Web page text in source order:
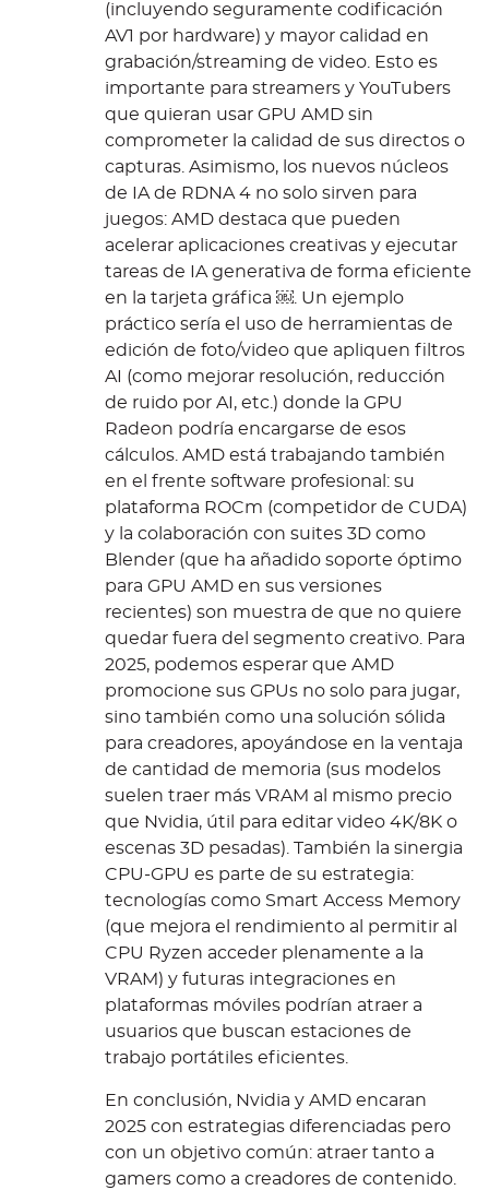
(incluyendo seguramente codificación
AV1 por hardware) y mayor calidad en
grabación/streaming de video. Esto es
importante para streamers y YouTubers
que quieran usar GPU AMD sin
comprometer la calidad de sus directos o
capturas. Asimismo, los nuevos núcleos
de IA de RDNA 4 no solo sirven para
juegos: AMD destaca que pueden
acelerar aplicaciones creativas y ejecutar
tareas de IA generativa de forma eficiente
en la tarjeta gráfica ￼. Un ejemplo
práctico sería el uso de herramientas de
edición de foto/video que apliquen filtros
AI (como mejorar resolución, reducción
de ruido por AI, etc.) donde la GPU
Radeon podría encargarse de esos
cálculos. AMD está trabajando también
en el frente software profesional: su
plataforma ROCm (competidor de CUDA)
y la colaboración con suites 3D como
Blender (que ha añadido soporte óptimo
para GPU AMD en sus versiones
recientes) son muestra de que no quiere
quedar fuera del segmento creativo. Para
2025, podemos esperar que AMD
promocione sus GPUs no solo para jugar,
sino también como una solución sólida
para creadores, apoyándose en la ventaja
de cantidad de memoria (sus modelos
suelen traer más VRAM al mismo precio
que Nvidia, útil para editar video 4K/8K o
escenas 3D pesadas). También la sinergia
CPU-GPU es parte de su estrategia:
tecnologías como Smart Access Memory
(que mejora el rendimiento al permitir al
CPU Ryzen acceder plenamente a la
VRAM) y futuras integraciones en
plataformas móviles podrían atraer a
usuarios que buscan estaciones de
trabajo portátiles eficientes.
En conclusión, Nvidia y AMD encaran
2025 con estrategias diferenciadas pero
con un objetivo común: atraer tanto a
gamers como a creadores de contenido.